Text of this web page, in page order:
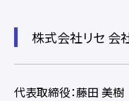
株式会社リセ 会
代表取締役：藤田 美樹